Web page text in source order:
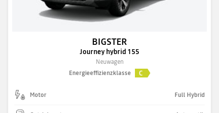
BIGSTER
Journey hybrid 155
Neuwagen
Energieeffizienzklasse
C
Motor Full Hybrid